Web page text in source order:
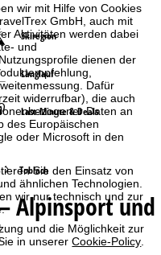
wir mit Hilfe von Cookies
GmbH, auch mit
Aktivitäten werden dabei
und
dienen der
Dafür
widerrufbar), die auch
Daten an
des Europäischen
oder Microsoft in den
Sie den Einsatz von
ähnlichen Technologien.
wir nur technisch und zur
und die Möglichkeit zur
in unsererCookie-Policy
Skiregion
Langlauf
Last-Minute & Deals
Toblach
Alpinsport und